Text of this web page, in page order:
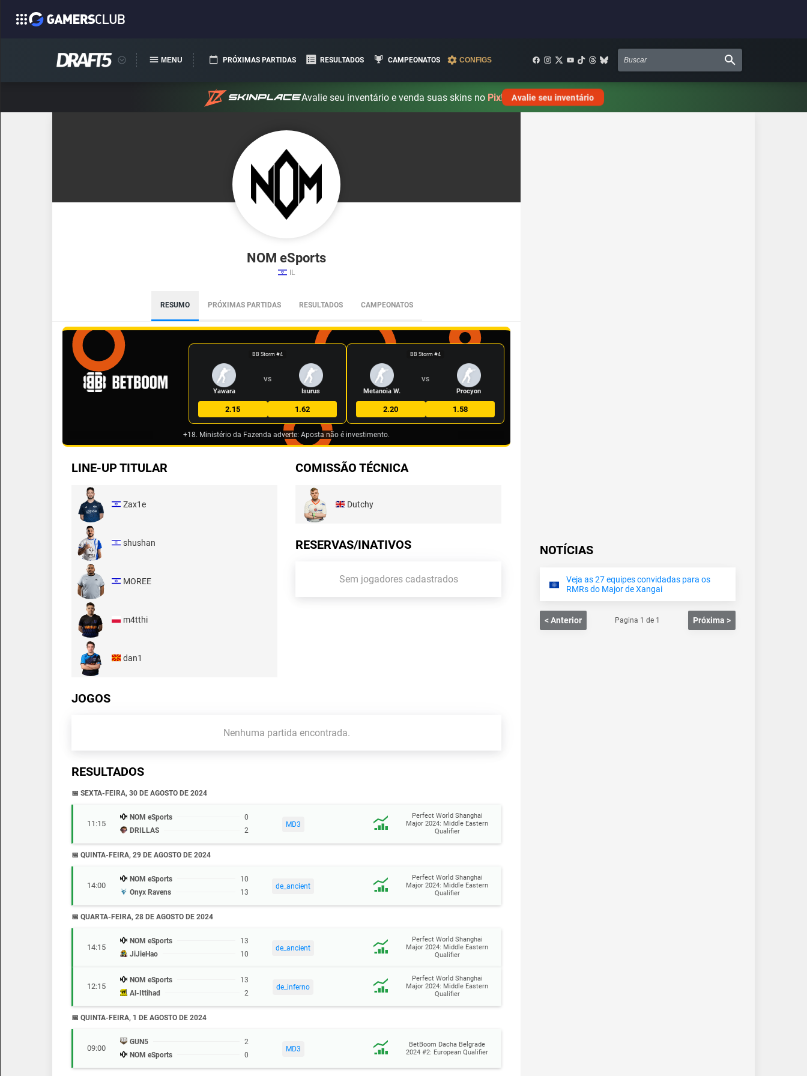
MENU PRÓXIMAS PARTIDAS RESULTADOS CAMPEONATOS CONFIGS
Avalie seu inventário e venda suas skins no Pix! Avalie seu inventário
NOM eSports
IL
RESUMO PRÓXIMAS PARTIDAS RESULTADOS CAMPEONATOS
BB Storm #4
Yawara
VS
Isurus
2.15 1.62
BB Storm #4
Metanoia W.
VS
Procyon
2.20 1.58
+18. Ministério da Fazenda adverte: Aposta não é investimento.
LINE-UP TITULAR
Zax1e
shushan
MOREE
m4tthi
dan1
COMISSÃO TÉCNICA
Dutchy
RESERVAS/INATIVOS
Sem jogadores cadastrados
JOGOS
Nenhuma partida encontrada.
RESULTADOS
📅 SEXTA-FEIRA, 30 DE AGOSTO DE 2024
11:15
NOM eSports
0
DRILLAS
2
MD3
Perfect World Shanghai
Major 2024: Middle Eastern
Qualifier
📅 QUINTA-FEIRA, 29 DE AGOSTO DE 2024
14:00
NOM eSports
10
Onyx Ravens
13
de_ancient
Perfect World Shanghai
Major 2024: Middle Eastern
Qualifier
📅 QUARTA-FEIRA, 28 DE AGOSTO DE 2024
14:15
NOM eSports
13
JiJieHao
10
de_ancient
Perfect World Shanghai
Major 2024: Middle Eastern
Qualifier
12:15
NOM eSports
13
Al-Ittihad
2
de_inferno
Perfect World Shanghai
Major 2024: Middle Eastern
Qualifier
📅 QUINTA-FEIRA, 1 DE AGOSTO DE 2024
09:00
GUN5
2
NOM eSports
0
MD3
BetBoom Dacha Belgrade
2024 #2: European Qualifier
NOTÍCIAS
Veja as 27 equipes convidadas para os
RMRs do Major de Xangai
< Anterior Pagina 1 de 1 Próxima >